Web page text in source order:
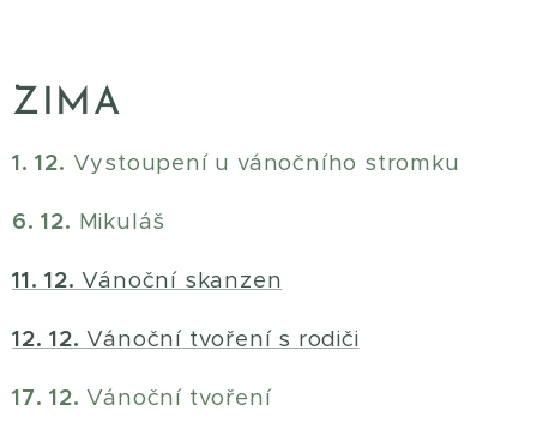
ZIMA
1. 12. Vystoupení u vánočního stromku
6. 12. Mikuláš
11. 12. Vánoční skanzen
12. 12.Vánoční tvoření s rodiči
17. 12.Vánoční tvoření